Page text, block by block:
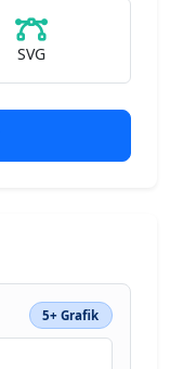
SVG
5+ Grafik